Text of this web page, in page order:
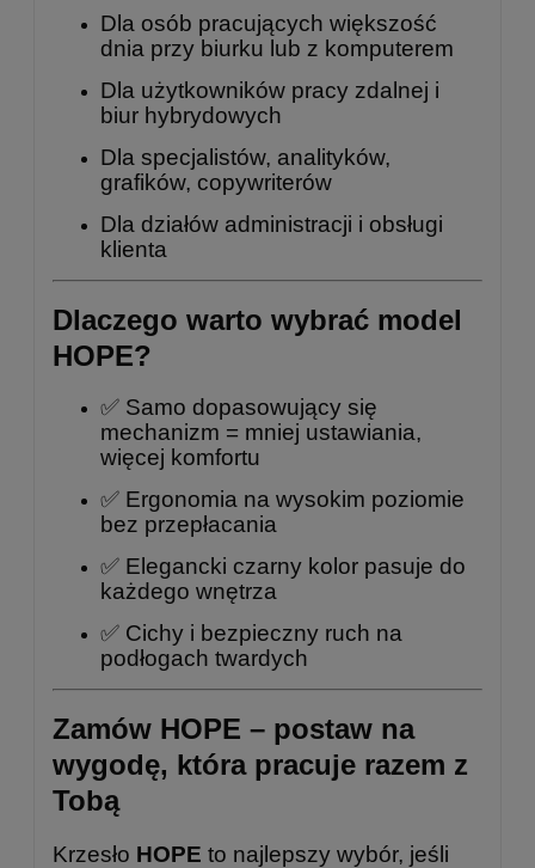
Dla osób pracujących większość
dnia przy biurku lub z komputerem
Dla użytkowników pracy zdalnej i
biur hybrydowych
Dla specjalistów, analityków,
grafików, copywriterów
Dla działów administracji i obsługi
klienta
Dlaczego warto wybrać model
HOPE?
✅ Samo dopasowujący się
mechanizm = mniej ustawiania,
więcej komfortu
✅ Ergonomia na wysokim poziomie
bez przepłacania
✅ Elegancki czarny kolor pasuje do
każdego wnętrza
✅ Cichy i bezpieczny ruch na
podłogach twardych
Zamów HOPE – postaw na
wygodę, która pracuje razem z
Tobą
Krzesło HOPE to najlepszy wybór, jeśli